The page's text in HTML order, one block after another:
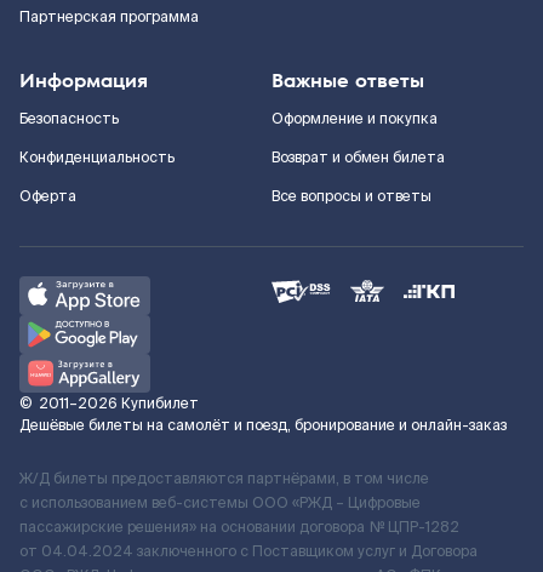
Партнерская программа
Информация
Безопасность
Конфиденциальность
Оферта
Важные ответы
Оформление и покупка
Возврат и обмен билета
Все вопросы и ответы
© 2011–2026 Купибилет
Дешёвые билеты на самолёт и поезд, бронирование и онлайн-заказ
Ж/Д билеты предоставляются партнёрами, в том числе
с использованием веб-системы ООО «РЖД – Цифровые
пассажирские решения» на основании договора № ЦПР-1282
от 04.04.2024 заключенного с Поставщиком услуг и Договора